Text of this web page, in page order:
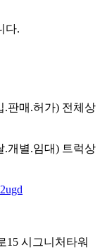
다.
.판매.허가) 전체상
.개별.임대) 트럭상
15 시그니처타워